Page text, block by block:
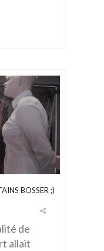
BOSSER ;)
de
allait